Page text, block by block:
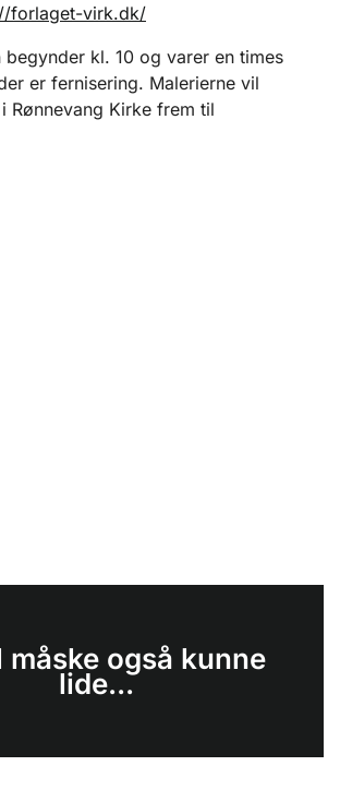
forlaget-virk.dk/
begynder kl. 10 og varer en times
er fernisering. Malerierne vil
Rønnevang Kirke frem til
måske også kunne
lide...